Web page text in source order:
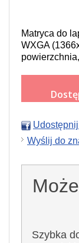
Matryca do
WXGA
Wyślij do
Szybka